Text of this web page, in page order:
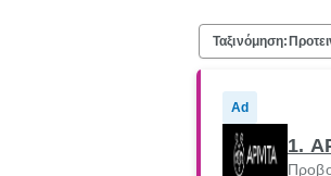
Ταξινόμηση:
Ad
1.